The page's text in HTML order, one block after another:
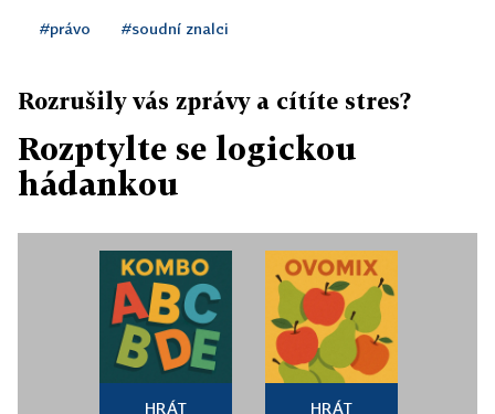
#právo #soudní znalci
Rozrušily vás zprávy a cítíte stres?
Rozptylte se logickou
hádankou
HRÁT HRÁT